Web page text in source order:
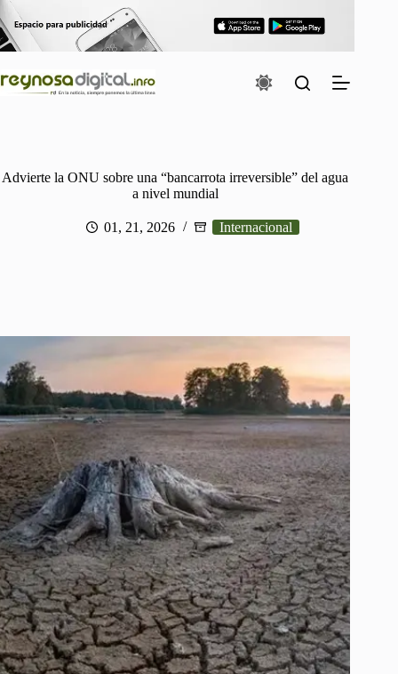
Saltar
al
contenido
Advierte la ONU sobre una “bancarrota irreversible” del agua
a nivel mundial
01, 21, 2026 Internacional